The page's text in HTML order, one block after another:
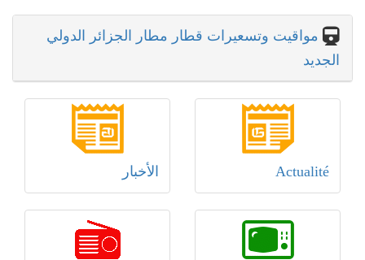
مواقيت وتسعيرات قطار مطار الجزائر الدولي
الجديد
Actualité الأخبار